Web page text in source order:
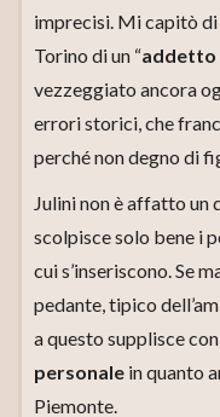
imprecisi. Mi capitò
Torino di un “addetto
vezzeggiato ancora
errori storici, che
perché non degno di
Julini non è affatto un
scolpisce solo bene i
cui s’inseriscono. Se
pedante, tipico
a questo supplisce
personale in quanto
Piemonte.